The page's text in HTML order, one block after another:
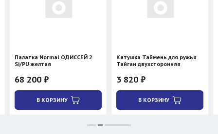
Палатка Normal ОДИССЕЙ 2
Si/PU желтая
68 200 ₽
В КОРЗИНУ
Катушка Таймень для ружья
Тайган двухсторонняя
3 820 ₽
В КОРЗИНУ